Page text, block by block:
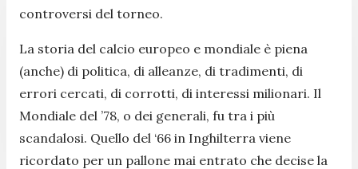
controversi del torneo.
La storia del calcio europeo e mondiale è piena
(anche) di politica, di alleanze, di tradimenti, di
errori cercati, di corrotti, di interessi milionari. Il
Mondiale del ’78, o dei generali, fu tra i più
scandalosi. Quello del ‘66 in Inghilterra viene
ricordato per un pallone mai entrato che decise la